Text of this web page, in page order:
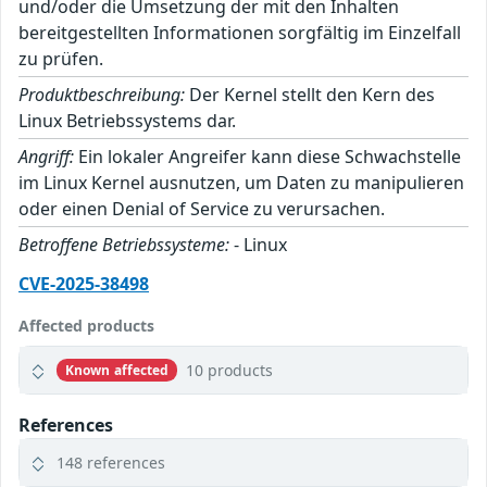
und/oder die Umsetzung der mit den Inhalten
bereitgestellten Informationen sorgfältig im Einzelfall
zu prüfen.
Produktbeschreibung: Der Kernel stellt den Kern des
Linux Betriebssystems dar.
Angriff: Ein lokaler Angreifer kann diese Schwachstelle
im Linux Kernel ausnutzen, um Daten zu manipulieren
oder einen Denial of Service zu verursachen.
Betroffene Betriebssysteme:- Linux
CVE-2025-38498
Affected products
Known affected 10 products
References
148 references